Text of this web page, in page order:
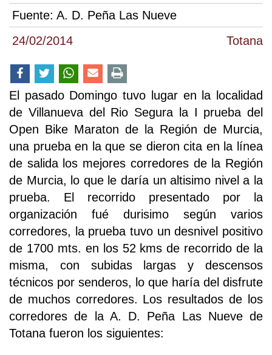
24/02/2014 Totana
Fuente: A. D. Peña Las Nueve
El pasado Domingo tuvo lugar en la localidad
de Villanueva del Rio Segura la I prueba del
Open Bike Maraton de la Región de Murcia,
una prueba en la que se dieron cita en la línea
de salida los mejores corredores de la Región
de Murcia, lo que le daría un altisimo nivel a la
prueba. El recorrido presentado por la
organización fué durisimo según varios
corredores, la prueba tuvo un desnivel positivo
de 1700 mts. en los 52 kms de recorrido de la
misma, con subidas largas y descensos
técnicos por senderos, lo que haría del disfrute
de muchos corredores. Los resultados de los
corredores de la A. D. Peña Las Nueve de
Totana fueron los siguientes: